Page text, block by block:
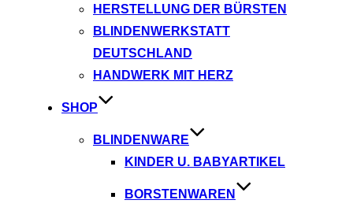
HERSTELLUNG DER BÜRSTEN
BLINDENWERKSTATT
DEUTSCHLAND
HANDWERK MIT HERZ
SHOP
BLINDENWARE
KINDER U. BABYARTIKEL
BORSTENWAREN